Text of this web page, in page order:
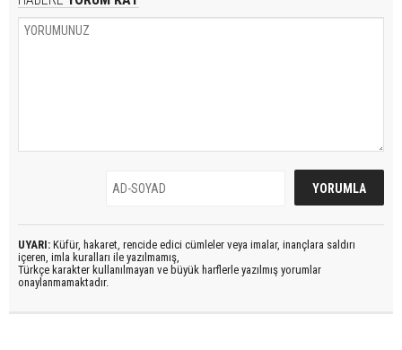
UYARI: Küfür, hakaret, rencide edici cümleler veya imalar, inançlara saldırı
içeren, imla kuralları ile yazılmamış,
Türkçe karakter kullanılmayan ve büyük harflerle yazılmış yorumlar
onaylanmamaktadır.